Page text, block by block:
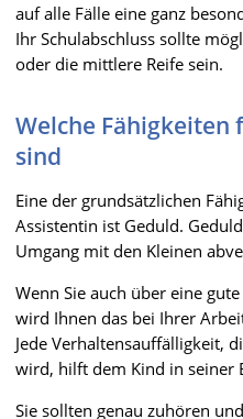
auf alle Fälle eine ganz
Ihr Schulabschluss sollte
oder die mittlere Reife sein.
Welche
sind
Eine der grundsätzlichen
Assistentin ist Geduld.
Umgang mit den Kleinen
Wenn Sie auch über eine
wird Ihnen das bei Ihrer
Jede Verhaltensauffälligkeit,
wird, hilft dem Kind in seiner
Sie sollten genau zuhören